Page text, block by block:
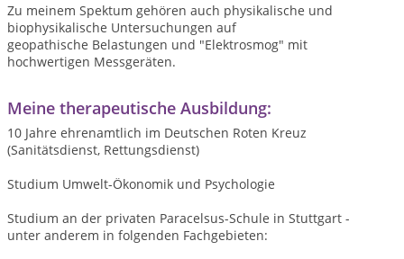
Zu meinem Spektum gehören auch physikalische und
biophysikalische Untersuchungen auf
geopathische Belastungen und "Elektrosmog" mit
hochwertigen Messgeräten.
Meine therapeutische Ausbildung:
10 Jahre ehrenamtlich im Deutschen Roten Kreuz
(Sanitätsdienst, Rettungsdienst)
Studium Umwelt-Ökonomik und Psychologie
Studium an der privaten Paracelsus-Schule in Stuttgart -
unter anderem in folgenden Fachgebieten: